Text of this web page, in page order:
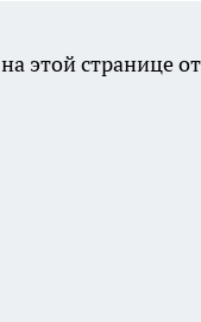
этой странице